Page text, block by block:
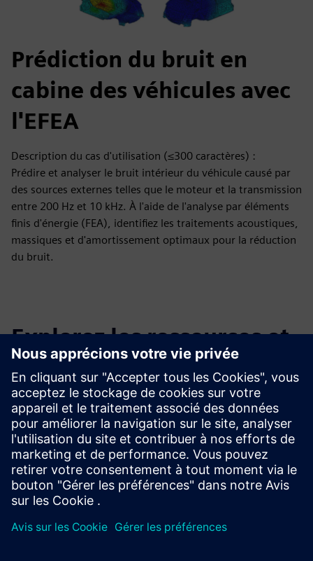
Prédiction du bruit en
cabine des véhicules avec
l'EFEA
Description du cas d'utilisation (≤300 caractères) :
Prédire et analyser le bruit intérieur du véhicule causé par
des sources externes telles que le moteur et la transmission
entre 200 Hz et 10 kHz. À l'aide de l'analyse par éléments
finis d'énergie (FEA), identifiez les traitements acoustiques,
massiques et d'amortissement optimaux pour la réduction
du bruit.
Explorez les ressources et
les produits connexes
Renseignements et ressources
supplémentaires
Téléchargez l'EFEA et le FEA hybride ici